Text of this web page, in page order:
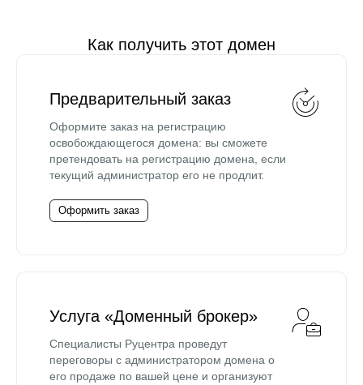
Как получить этот домен
Предварительный заказ
Оформите заказ на регистрацию
освобождающегося домена: вы сможете
претендовать на регистрацию домена, если
текущий администратор его не продлит.
Оформить заказ
Услуга «Доменный брокер»
Специалисты Руцентра проведут
переговоры с администратором домена о
его продаже по вашей цене и организуют